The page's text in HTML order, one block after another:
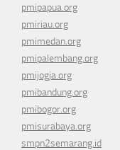
pmipapua.org
pmiriau.org
pmimedan.org
pmipalembang.org
pmijogja.org
pmibandung.org
pmibogor.org
pmisurabaya.org
smpn2semarang.id